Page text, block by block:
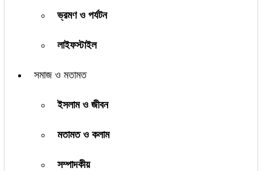
ভ্রমণ ও পর্যটন
লাইফস্টাইল
সমাজ ও মতামত
ইসলাম ও জীবন
মতামত ও কলাম
সম্পাদকীয়